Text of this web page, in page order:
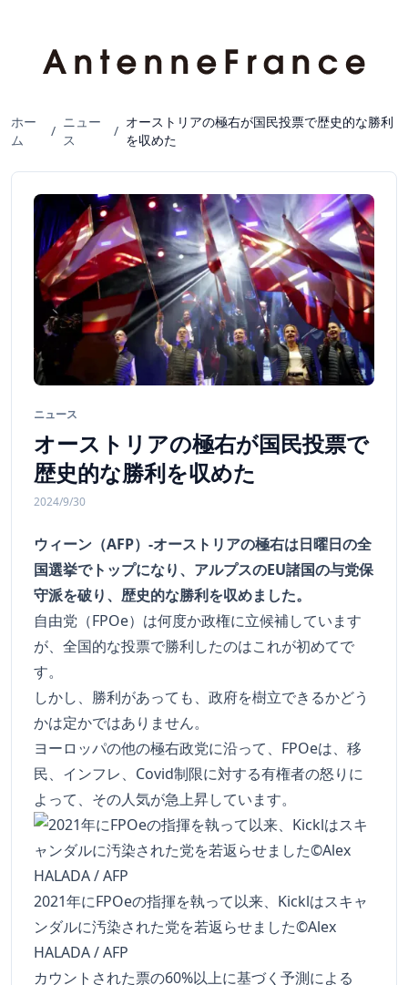
ホー
ム
/
ニュー
ス
/
オーストリアの極右が国民投票で歴史的な勝利
を収めた
ニュース
オーストリアの極右が国民投票で
歴史的な勝利を収めた
2024/9/30
ウィーン（AFP）-オーストリアの極右は日曜日の全
国選挙でトップになり、アルプスのEU諸国の与党保
守派を破り、歴史的な勝利を収めました。
自由党（FPOe）は何度か政権に立候補しています
が、全国的な投票で勝利したのはこれが初めてで
す。
しかし、勝利があっても、政府を樹立できるかどう
かは定かではありません。
ヨーロッパの他の極右政党に沿って、FPOeは、移
民、インフレ、Covid制限に対する有権者の怒りに
よって、その人気が急上昇しています。
2021年にFPOeの指揮を執って以来、Kicklはスキャ
ンダルに汚染された党を若返らせました©Alex
HALADA / AFP
カウントされた票の60%以上に基づく予測による